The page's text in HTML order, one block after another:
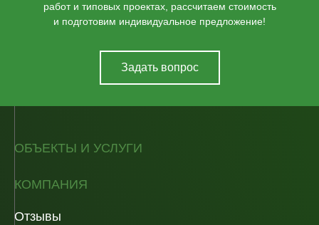
работ и типовых проектах, рассчитаем стоимость
и подготовим индивидуальное предложение!
Задать вопрос
ОБЪЕКТЫ И УСЛУГИ
КОМПАНИЯ
Отзывы